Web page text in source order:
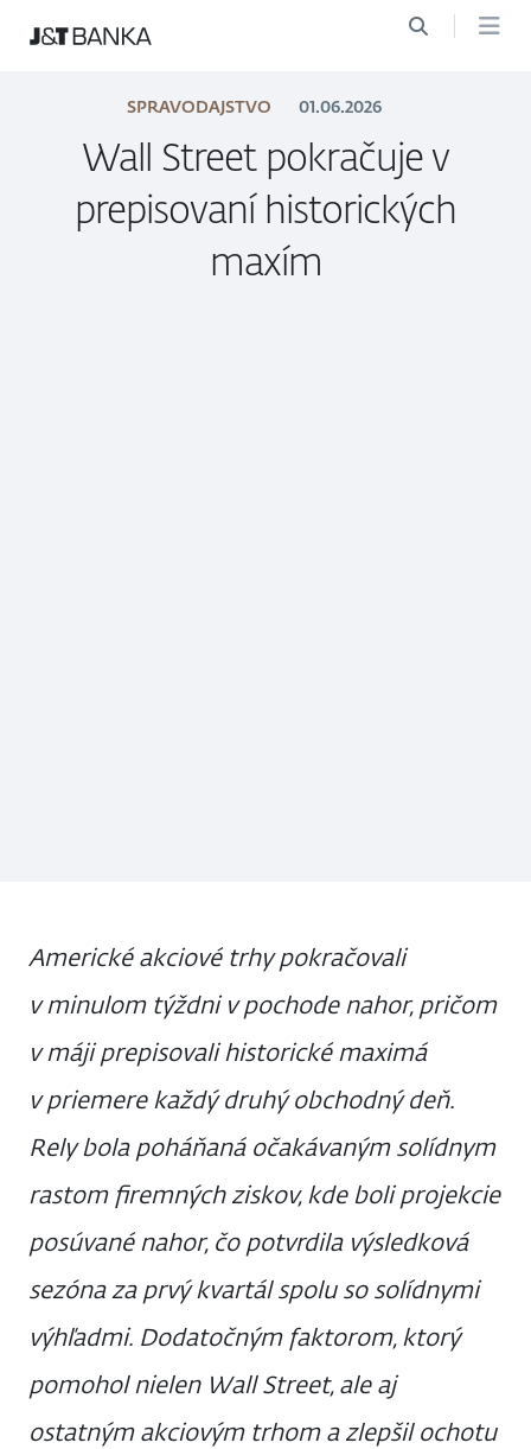
SPRAVODAJSTVO 01.06.2026
Wall Street pokračuje v
prepisovaní historických
maxím
Americké akciové trhy pokračovali
v minulom týždni v pochode nahor, pričom
v máji prepisovali historické maximá
v priemere každý druhý obchodný deň.
Rely bola poháňaná očakávaným solídnym
rastom firemných ziskov, kde boli projekcie
posúvané nahor, čo potvrdila výsledková
sezóna za prvý kvartál spolu so solídnymi
výhľadmi. Dodatočným faktorom, ktorý
pomohol nielen Wall Street, ale aj
ostatným akciovým trhom a zlepšil ochotu